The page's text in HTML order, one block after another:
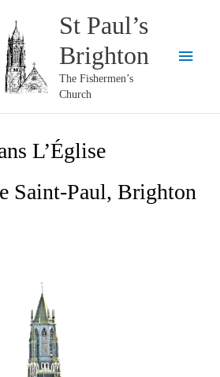
St Paul’s
Brighton
The Fishermen’s
Church
Main
L’Église
Saint-Paul, Brighton